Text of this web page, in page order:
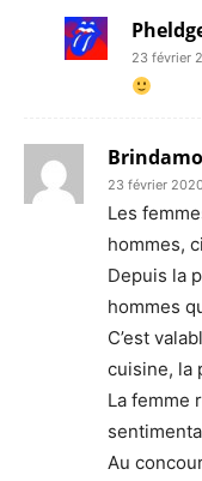
23 février
23 février
Les
hommes,
Depuis la
hommes
C’est
cuisine, la
La femme
Au